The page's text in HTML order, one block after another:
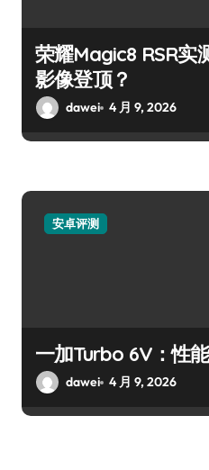
荣耀Magic8 RSR实
影像登顶？
dawei 4 月 9, 2026
安卓评测
一加Turbo 6V：性
dawei 4 月 9, 2026